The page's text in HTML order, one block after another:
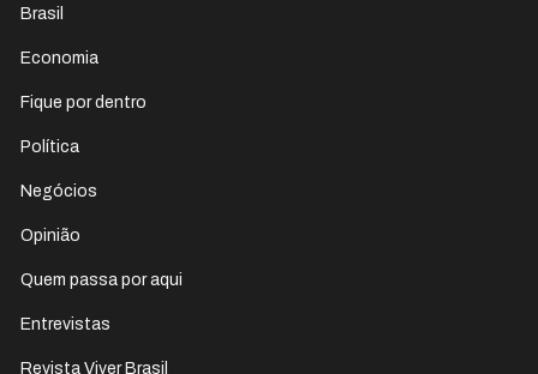
Brasil
Economia
Fique por dentro
Política
Negócios
Opinião
Quem passa por aqui
Entrevistas
Revista Viver Brasil